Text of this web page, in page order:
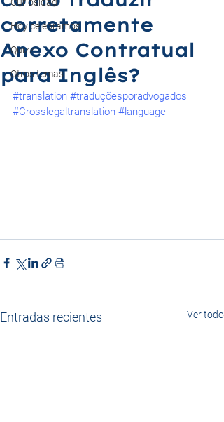
Hoy celebramos
Quizz
Otros temas
corretamente
Anexo Contratual
para Inglês?
#translation #traduçõesporadvogados
#Crosslegaltranslation #language
Entradas recientes Ver todo